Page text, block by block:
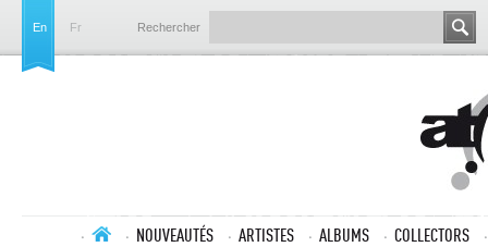
En Fr Rechercher
NOUVEAUTÉS ARTISTES ALBUMS COLLECTORS